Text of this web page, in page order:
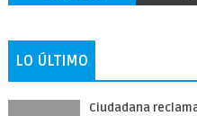
LO ÚLTIMO
Ciudadana